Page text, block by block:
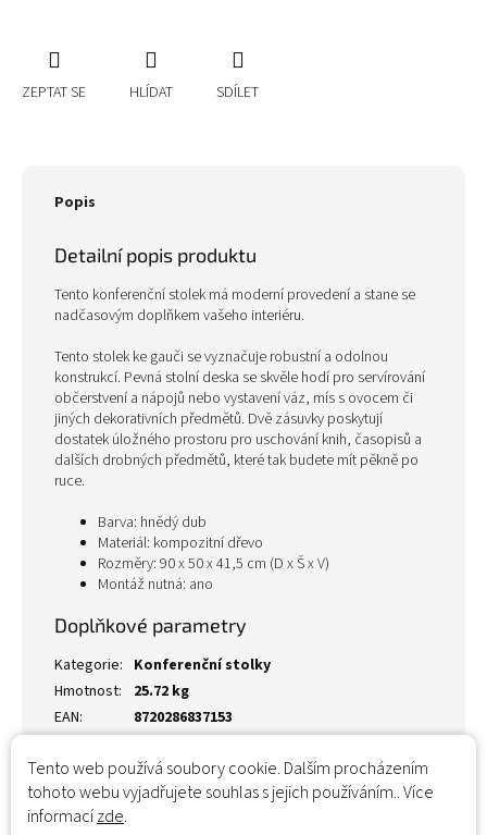
Tento web používá soubory cookie. Dalším procházením
tohoto webu vyjadřujete souhlas s jejich používáním.. Více
informacízde.
ZEPTAT SE HLÍDAT SDÍLET
Popis
Detailní popis produktu
Tento konferenční stolek má moderní provedení a stane se
nadčasovým doplňkem vašeho interiéru.
Tento stolek ke gauči se vyznačuje robustní a odolnou
konstrukcí. Pevná stolní deska se skvěle hodí pro servírování
občerstvení a nápojů nebo vystavení váz, mís s ovocem či
jiných dekorativních předmětů. Dvě zásuvky poskytují
dostatek úložného prostoru pro uschování knih, časopisů a
dalších drobných předmětů, které tak budete mít pěkně po
ruce.
Barva: hnědý dub
Materiál: kompozitní dřevo
Rozměry: 90 x 50 x 41,5 cm (D x Š x V)
Montáž nutná: ano
Doplňkové parametry
Kategorie: Konferenční stolky
Hmotnost:
25.72 kg
EAN: 8720286837153